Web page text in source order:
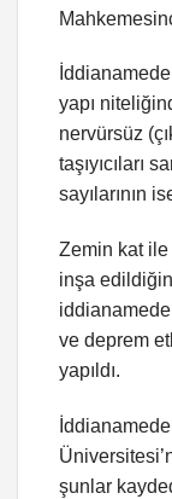
yapı
nervürsüz
taşıyıcıları
sayılarının
Zemin kat ile
inşa
ve deprem
yapıldı.
şunlar